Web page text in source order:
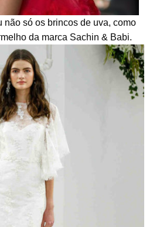
não só os brincos de uva, como
da marca Sachin & Babi.